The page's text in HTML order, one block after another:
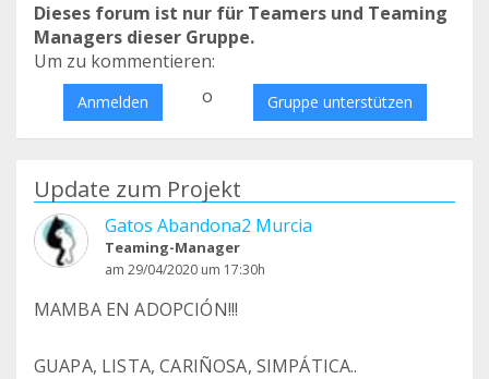
Dieses forum ist nur für Teamers und Teaming
Managers dieser Gruppe.
Um zu kommentieren:
Anmelden o Gruppe unterstützen
Update zum Projekt
Gatos Abandona2 Murcia
Teaming-Manager
am 29/04/2020 um 17:30h
MAMBA EN ADOPCIÓN!!!
GUAPA, LISTA, CARIÑOSA, SIMPÁTICA..